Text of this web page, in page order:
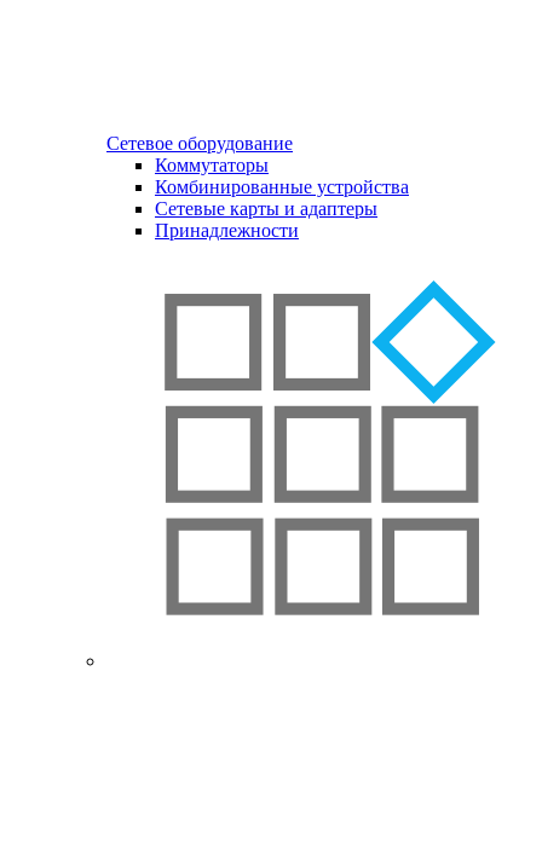
Сетевое оборудование
Коммутаторы
Комбинированные устройства
Сетевые карты и адаптеры
Принадлежности